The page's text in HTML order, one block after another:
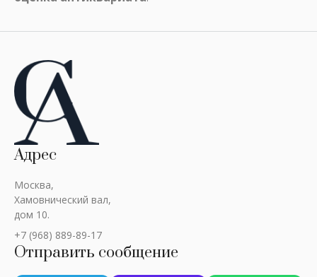
Адрес
Москва,
Хамовнический вал,
дом 10.
+7 (968) 889-89-17
Отправить сообщение